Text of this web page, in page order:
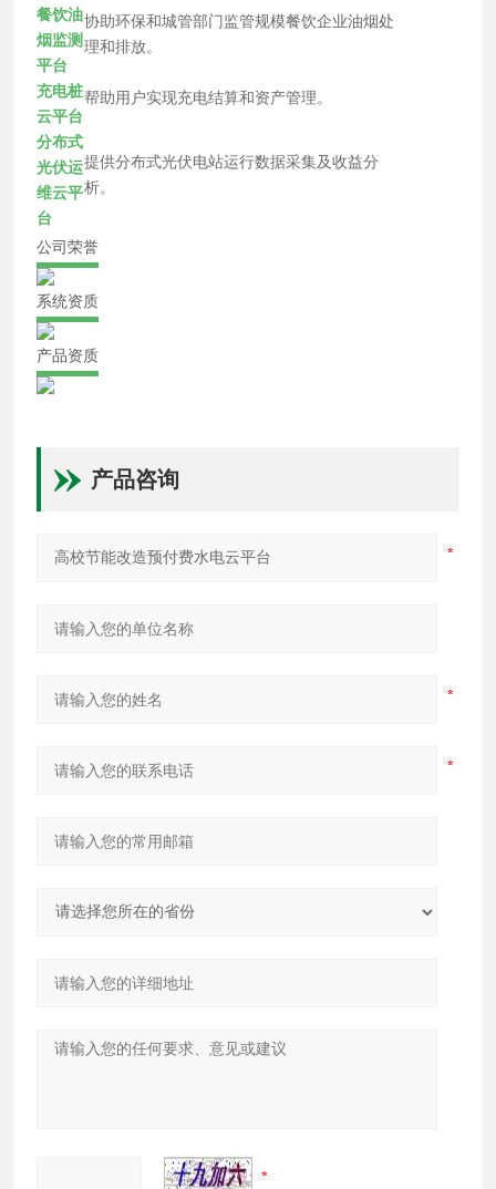
餐饮油
烟监测
平台
协助环保和城管部门监管规模餐饮企业油烟处
理和排放。
充电桩
云平台
帮助用户实现充电结算和资产管理。
分布式
光伏运
维云平
台
提供分布式光伏电站运行数据采集及收益分
析。
公司荣誉
系统资质
产品资质
产品咨询